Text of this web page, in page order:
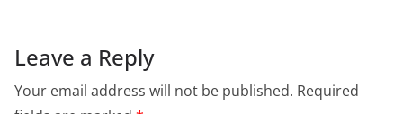
Leave a Reply
Your email address will not be published. Required